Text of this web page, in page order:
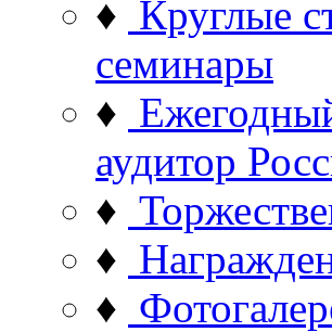
♦ Круглые
семинары
♦
аудитор
♦
♦
♦